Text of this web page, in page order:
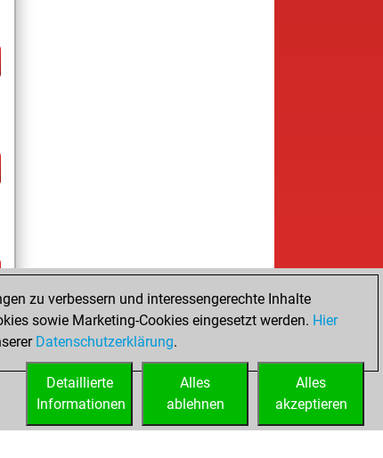
zu verbessern und interessengerechte Inhalte
sowie Marketing-Cookies eingesetzt werden. Hier
Datenschutzerklärung.
Alles
akzeptieren
Alles
ablehnen
Detaillierte
Informationen